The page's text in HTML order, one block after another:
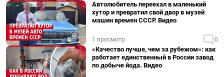
Автолюбитель переехал в маленький
хутор и превратил свой двор в музей
машин времен СССР. Видео
1 просмотр 0
«Качество лучше, чем за рубежом»: как
работает единственный в России завод
по добыче йода. Видео